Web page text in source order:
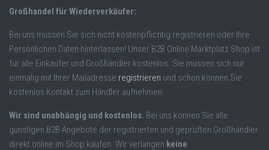
Großhandel für Wiederverkäufer:
Bei uns müssen Sie sich nicht kostenpflichtig registrieren oder Ihre
Persönlichen Daten hinterlassen! Unser B2B Online Marktplatz Shop ist
für alle Einkäufer und Großhändler kostenlos. Sie müssen sich nur
einmalig mit Ihrer Mailadresse registrieren und schon können Sie
kostenlos Kontakt zum Händler aufnehmen.
Wir sind unabhängig und kostenlos. Bei uns können Sie alle
günstigen B2B Angebote der registrierten und geprüften Großhändler
direkt online im Shop kaufen. Wir verlangen keine